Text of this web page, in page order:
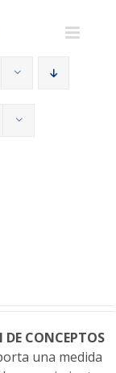
DE CONCEPTOS
una medida